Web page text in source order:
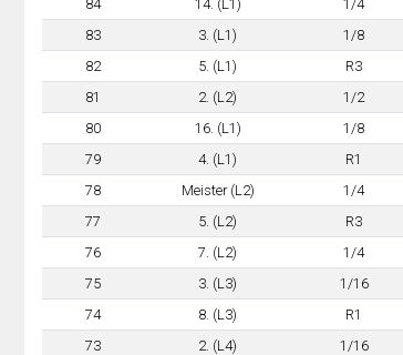
84
14. (L1) 1/4
83
3. (L1) 1/8
82
5. (L1) R3
81
2. (L2) 1/2
80
16. (L1) 1/8
79
4. (L1) R1
78
Meister (L2) 1/4
77
5. (L2) R3
76
7. (L2) 1/4
75
3. (L3) 1/16
74
8. (L3) R1
73
2. (L4) 1/16